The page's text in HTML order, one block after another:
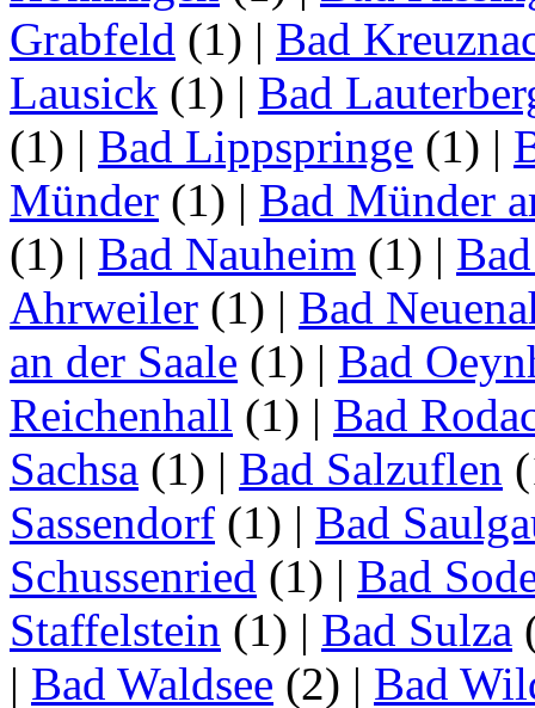
Grabfeld (1) | Bad
Lausick (1) | Bad
(1) | Bad Lippspringe (1) |
Münder (1) | Bad Münder
(1) | Bad Nauheim (1) |
Ahrweiler (1) | Bad
an der Saale (1) | Bad
Reichenhall (1) | Bad
Sachsa (1) | Bad Salzuflen
Sassendorf (1) | Bad
Schussenried (1) | Bad
Staffelstein (1) | Bad Sulza
| Bad Waldsee (2) | Bad